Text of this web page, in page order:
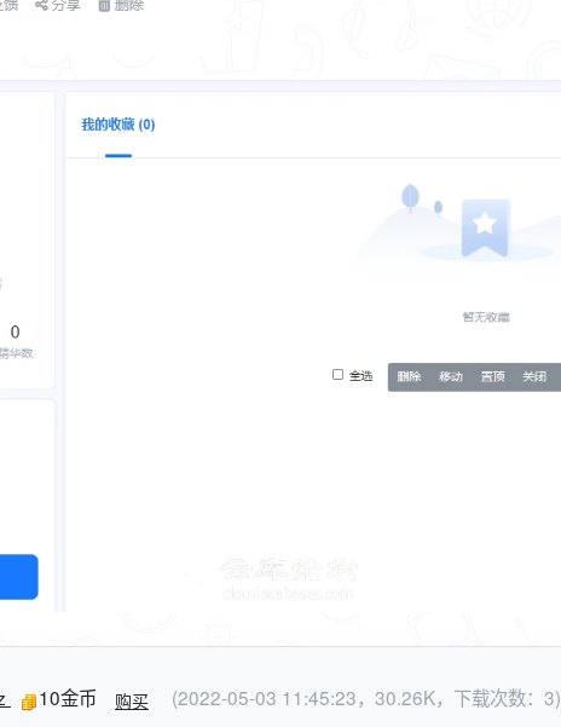
10金币 购买 (2022-05-03 11:45:23，30.26K，下载次数：3)